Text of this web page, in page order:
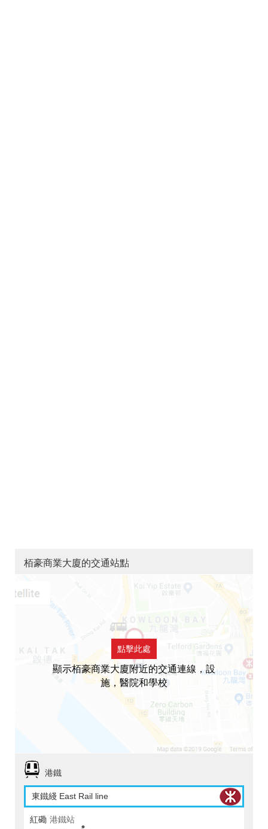
栢豪商業大廈的交通站點
點擊此處
顯示栢豪商業大廈附近的交通連線，設
施，醫院和學校
港鐵
東鐵綫 East Rail line
紅磡 港鐵站